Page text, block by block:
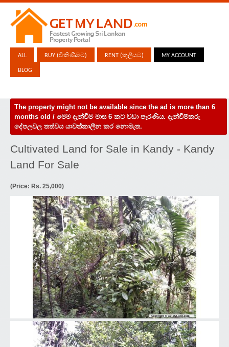
ALL BUY (විකිණීමට) RENT (කුලියට) MY ACCOUNT
BLOG
The property might not be available since the ad is more than 6
months old / මෙම දැන්වීම මාස 6 කට වඩා පැරණිය. දැන්වීම්කරු
දේපලවල තත්වය යාවත්කාලීන කර නොමැත.
Cultivated Land for Sale in Kandy - Kandy
Land For Sale
(Price: Rs. 25,000)